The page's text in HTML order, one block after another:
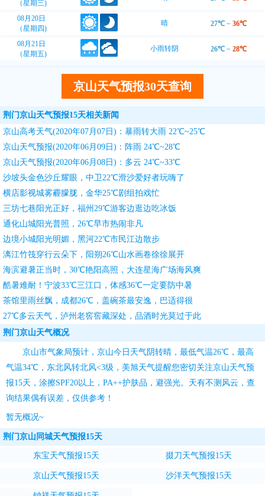
（星期三)
08月20日
（星期四)
晴 27℃ ~ 36℃
08月21日
（星期五)
小雨转阴 26℃ ~ 28℃
京山天气预报30天查询
荆门京山天气预报15天相关新闻
京山高考天气(2020年07月07日)：暴雨转大雨 22℃~25℃
京山天气预报(2020年06月09日)：阵雨 24℃~28℃
京山天气预报(2020年06月08日)：多云 24℃~33℃
沙坡头金色沙丘耀眼，中卫22℃滑沙爱好者玩嗨了
横店影视城雾霾朦胧，金华25℃剧组拍戏忙
三坊七巷阳光正好，福州29℃游客边逛边吃冰饭
通化山城阳光普照，26℃早市热闹非凡
边境小城阳光明媚，黑河22℃市民江边散步
漓江竹筏穿行云朵下，阳朔26℃山水画卷徐徐展开
海滨避暑正当时，30℃艳阳高照，大连星海广场海风爽
酷暑难耐！宁波33℃三江口，体感36℃一定要防中暑
茶馆里雨丝飘，成都26℃，盖碗茶最安逸，巴适得很
27℃多云天气，泸州老窖窖藏深处，品酒时光莫过于此
荆门京山天气概况
京山市气象局预计，京山今日天气阴转晴，最低气温26℃，最高
气温34℃，东北风转北风<3级， 美旭天气提醒您密切关注京山天气预
报15天 ，涂擦SPF20以上，PA++护肤品，避强光。天有不测风云，查
询结果偶有误差，仅供参考！
暂无概况~
荆门京山同城天气预报15天
东宝天气预报15天 掇刀天气预报15天
京山天气预报15天 沙洋天气预报15天